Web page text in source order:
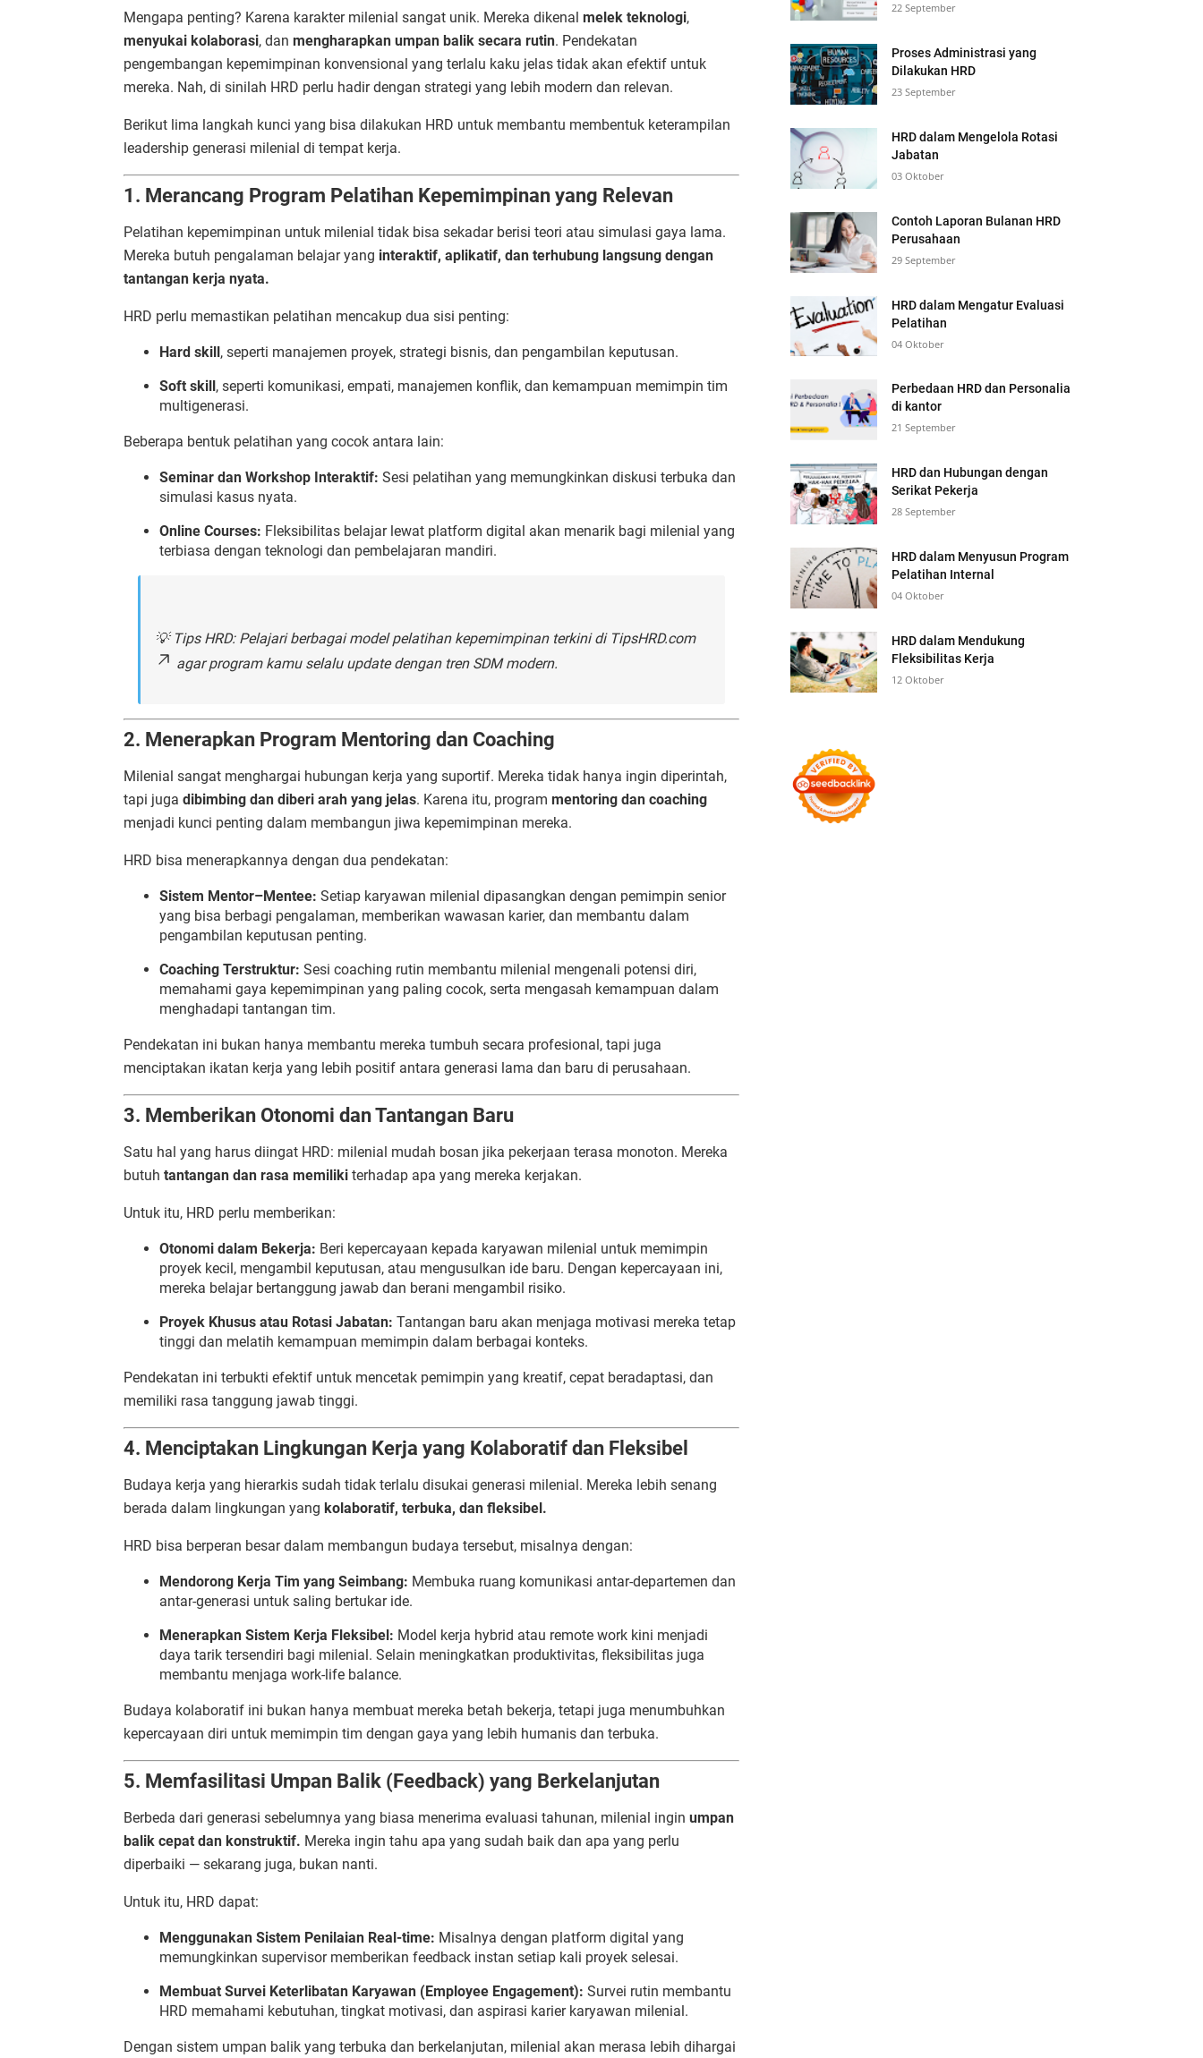
Mengapa penting? Karena karakter milenial sangat unik. Mereka dikenal melek teknologi,
menyukai kolaborasi, dan mengharapkan umpan balik secara rutin. Pendekatan
pengembangan kepemimpinan konvensional yang terlalu kaku jelas tidak akan efektif untuk
mereka. Nah, di sinilah HRD perlu hadir dengan strategi yang lebih modern dan relevan.
Berikut lima langkah kunci yang bisa dilakukan HRD untuk membantu membentuk keterampilan
leadership generasi milenial di tempat kerja.
1. Merancang Program Pelatihan Kepemimpinan yang Relevan
Pelatihan kepemimpinan untuk milenial tidak bisa sekadar berisi teori atau simulasi gaya lama.
Mereka butuh pengalaman belajar yang interaktif, aplikatif, dan terhubung langsung dengan
tantangan kerja nyata.
HRD perlu memastikan pelatihan mencakup dua sisi penting:
Hard skill, seperti manajemen proyek, strategi bisnis, dan pengambilan keputusan.
Soft skill, seperti komunikasi, empati, manajemen konflik, dan kemampuan memimpin tim
multigenerasi.
Beberapa bentuk pelatihan yang cocok antara lain:
Seminar dan Workshop Interaktif: Sesi pelatihan yang memungkinkan diskusi terbuka dan
simulasi kasus nyata.
Online Courses: Fleksibilitas belajar lewat platform digital akan menarik bagi milenial yang
terbiasa dengan teknologi dan pembelajaran mandiri.
💡 Tips HRD: Pelajari berbagai model pelatihan kepemimpinan terkini di TipsHRD.com
agar program kamu selalu update dengan tren SDM modern.
2. Menerapkan Program Mentoring dan Coaching
Milenial sangat menghargai hubungan kerja yang suportif. Mereka tidak hanya ingin diperintah,
tapi juga dibimbing dan diberi arah yang jelas. Karena itu, program mentoring dan coaching
menjadi kunci penting dalam membangun jiwa kepemimpinan mereka.
HRD bisa menerapkannya dengan dua pendekatan:
Sistem Mentor–Mentee: Setiap karyawan milenial dipasangkan dengan pemimpin senior
yang bisa berbagi pengalaman, memberikan wawasan karier, dan membantu dalam
pengambilan keputusan penting.
Coaching Terstruktur: Sesi coaching rutin membantu milenial mengenali potensi diri,
memahami gaya kepemimpinan yang paling cocok, serta mengasah kemampuan dalam
menghadapi tantangan tim.
Pendekatan ini bukan hanya membantu mereka tumbuh secara profesional, tapi juga
menciptakan ikatan kerja yang lebih positif antara generasi lama dan baru di perusahaan.
3. Memberikan Otonomi dan Tantangan Baru
Satu hal yang harus diingat HRD: milenial mudah bosan jika pekerjaan terasa monoton. Mereka
butuh tantangan dan rasa memiliki terhadap apa yang mereka kerjakan.
Untuk itu, HRD perlu memberikan:
Otonomi dalam Bekerja: Beri kepercayaan kepada karyawan milenial untuk memimpin
proyek kecil, mengambil keputusan, atau mengusulkan ide baru. Dengan kepercayaan ini,
mereka belajar bertanggung jawab dan berani mengambil risiko.
Proyek Khusus atau Rotasi Jabatan: Tantangan baru akan menjaga motivasi mereka tetap
tinggi dan melatih kemampuan memimpin dalam berbagai konteks.
Pendekatan ini terbukti efektif untuk mencetak pemimpin yang kreatif, cepat beradaptasi, dan
memiliki rasa tanggung jawab tinggi.
4. Menciptakan Lingkungan Kerja yang Kolaboratif dan Fleksibel
Budaya kerja yang hierarkis sudah tidak terlalu disukai generasi milenial. Mereka lebih senang
berada dalam lingkungan yang kolaboratif, terbuka, dan fleksibel.
HRD bisa berperan besar dalam membangun budaya tersebut, misalnya dengan:
Mendorong Kerja Tim yang Seimbang: Membuka ruang komunikasi antar-departemen dan
antar-generasi untuk saling bertukar ide.
Menerapkan Sistem Kerja Fleksibel: Model kerja hybrid atau remote work kini menjadi
daya tarik tersendiri bagi milenial. Selain meningkatkan produktivitas, fleksibilitas juga
membantu menjaga work-life balance.
Budaya kolaboratif ini bukan hanya membuat mereka betah bekerja, tetapi juga menumbuhkan
kepercayaan diri untuk memimpin tim dengan gaya yang lebih humanis dan terbuka.
5. Memfasilitasi Umpan Balik (Feedback) yang Berkelanjutan
Berbeda dari generasi sebelumnya yang biasa menerima evaluasi tahunan, milenial ingin umpan
balik cepat dan konstruktif. Mereka ingin tahu apa yang sudah baik dan apa yang perlu
diperbaiki — sekarang juga, bukan nanti.
Untuk itu, HRD dapat:
Menggunakan Sistem Penilaian Real-time: Misalnya dengan platform digital yang
memungkinkan supervisor memberikan feedback instan setiap kali proyek selesai.
Membuat Survei Keterlibatan Karyawan (Employee Engagement): Survei rutin membantu
HRD memahami kebutuhan, tingkat motivasi, dan aspirasi karier karyawan milenial.
Dengan sistem umpan balik yang terbuka dan berkelanjutan, milenial akan merasa lebih dihargai
22 September
Proses Administrasi yang
Dilakukan HRD
23 September
HRD dalam Mengelola Rotasi
Jabatan
03 Oktober
Contoh Laporan Bulanan HRD
Perusahaan
29 September
HRD dalam Mengatur Evaluasi
Pelatihan
04 Oktober
Perbedaan HRD dan Personalia
di kantor
21 September
HRD dan Hubungan dengan
Serikat Pekerja
28 September
HRD dalam Menyusun Program
Pelatihan Internal
04 Oktober
HRD dalam Mendukung
Fleksibilitas Kerja
12 Oktober